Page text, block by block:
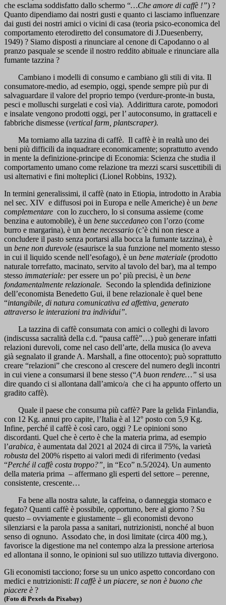
che esclama soddisfatto dallo schermo “…Che amore di caffè !”) ?
Quanto dipendiamo dai nostri gusti e quanto ci lasciamo influenzare
dai gusti dei nostri amici o vicini di casa (teoria psico-economica del
comportamento eterodiretto del consumatore di J.Duesenberry,
1949) ? Siamo disposti a rinunciare al cenone di Capodanno o al
pranzo pasquale se scende il nostro reddito abituale e rinunciare alla
fumante tazzina ?
Cambiano i modelli di consumo e cambiano gli stili di vita. Il
consumatore-medio, ad esempio, oggi, spende sempre più pur di
salvaguardare il valore del proprio tempo (verdure-pronte-in busta,
pesci e molluschi surgelati e così via). Addirittura carote, pomodori
e insalate vengono prodotti oggi, per l’ autoconsumo, in grattaceli e
fabbriche dismesse (vertical farm, plantscraper).
Ma torniamo alla tazzina di caffè. Il caffè è in realtà uno dei
beni più difficili da inquadrare economicamente; soprattutto avendo
in mente la definizione-principe di Economia: Scienza che studia il
comportamento umano come relazione tra mezzi scarsi suscettibili di
usi alternativi e fini molteplici (Lionel Robbins, 1932).
In termini generalissimi, il caffè (nato in Etiopia, introdotto in Arabia
nel sec. XIV e diffusosi poi in Europa e nelle Americhe) è un bene
complementare con lo zucchero, lo si consuma assieme (come
benzina e automobile), è un bene succedaneo con l’orzo (come
burro e margarina), è un bene necessario (c’è chi non riesce a
concludere il pasto senza portarsi alla bocca la fumante tazzina), è
un bene non durevole (esaurisce la sua funzione nel momento stesso
in cui il liquido scende nell’esofago), è un bene materiale (prodotto
naturale torrefatto, macinato, servito al tavolo del bar), ma al tempo
stesso immateriale: per essere un po’ più precisi, è un bene
fondamentalmente relazionale. Secondo la splendida definizione
dell’economista Benedetto Gui, il bene relazionale è quel bene
“intangibile, di natura comunicativa ed affettiva, generato
attraverso le interazioni tra individui”.
La tazzina di caffè consumata con amici o colleghi di lavoro
(indiscussa sacralità della c.d. “pausa caffè”…) può generare infatti
relazioni durevoli, come nel caso dell’arte, della musica (lo aveva
già segnalato il grande A. Marshall, a fine ottocento); può soprattutto
creare “relazioni” che crescono al crescere del numero degli incontri
in cui viene a consumarsi il bene stesso (“A buon rendere…” si usa
dire quando ci si allontana dall’amico/a che ci ha appunto offerto un
gradito caffè).
Quale il paese che consuma più caffè? Pare la gelida Finlandia,
con 12 Kg. annui pro capite, l’Italia è al 12° posto con 5,9 Kg.
Infine, perché il caffè è così caro, oggi ? Le opinioni sono
discordanti. Quel che è certo è che la materia prima, ad esempio
l’arabica, è aumentata dal 2021 al 2024 di circa il 75%, la varietà
robusta del 200% rispetto ai valori medi di riferimento (vedasi
“Perché il caffè costa troppo?”, in “Eco” n.5/2024). Un aumento
della materia prima – affermano gli esperti del settore – perenne,
consistente, crescente…
Fa bene alla nostra salute, la caffeina, o danneggia stomaco e
fegato? Quanti caffè è possibile, opportuno, bere al giorno ? Su
questo – ovviamente e giustamente – gli economisti devono
silenziarsi e la parola passa a sanitari, nutrizionisti, nonché al buon
senso di ognuno. Assodato che, in dosi limitate (circa 400 mg.),
favorisce la digestione ma nel contempo alza la pressione arteriosa
ed allontana il sonno, le opinioni sul suo utilizzo tuttavia divergono.
Gli economisti tacciono; forse su un unico aspetto concordano con
medici e nutrizionisti: Il caffè è un piacere, se non è buono che
piacere è ?
(Foto di Pexels da Pixabay)